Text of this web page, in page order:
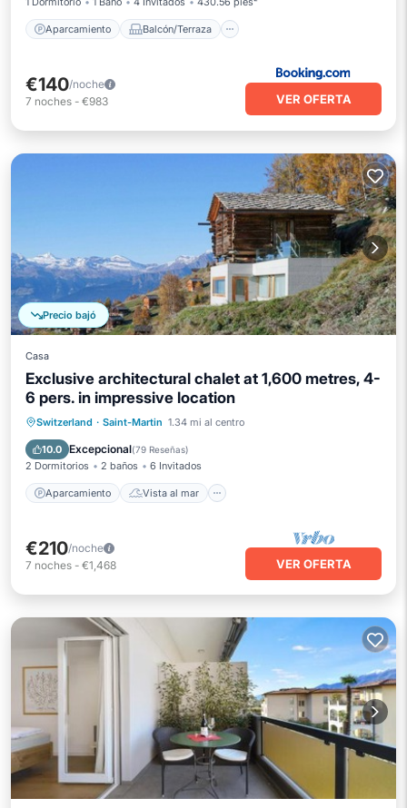
Aparcamiento Balcón/Terraza
€140/noche
7 noches - €983 VER OFERTA
Precio bajó
Casa
Exclusive architectural chalet at 1,600 metres, 4-
6 pers. in impressive location
Switzerland · Saint-Martin 1.34 mi al centro
10.0 Excepcional(79 Reseñas)
2 Dormitorios 2 baños 6 Invitados
Aparcamiento Vista al mar
Aparcamiento
Vista al mar
Balcón/Terraza
€210/noche
7 noches - €1,468 VER OFERTA